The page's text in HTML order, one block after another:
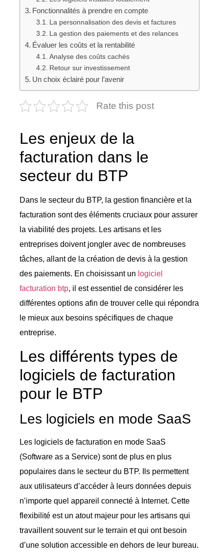
Fonctionnalités à prendre en compte
La personnalisation des devis et factures
La gestion des paiements et des relances
Évaluer les coûts et la rentabilité
Analyse des coûts cachés
Retour sur investissement
Un choix éclairé pour l’avenir
Rate this post
Les enjeux de la
facturation dans le
secteur du BTP
Dans le secteur du BTP, la gestion financière et la
facturation sont des éléments cruciaux pour assurer
la viabilité des projets. Les artisans et les
entreprises doivent jongler avec de nombreuses
tâches, allant de la création de devis à la gestion
des paiements. En choisissant un logiciel
facturation btp, il est essentiel de considérer les
différentes options afin de trouver celle qui répondra
le mieux aux besoins spécifiques de chaque
entreprise.
Les différents types de
logiciels de facturation
pour le BTP
Les logiciels en mode SaaS
Les logiciels de facturation en mode SaaS
(Software as a Service) sont de plus en plus
populaires dans le secteur du BTP. Ils permettent
aux utilisateurs d’accéder à leurs données depuis
n’importe quel appareil connecté à Internet. Cette
flexibilité est un atout majeur pour les artisans qui
travaillent souvent sur le terrain et qui ont besoin
d’une solution accessible en dehors de leur bureau.